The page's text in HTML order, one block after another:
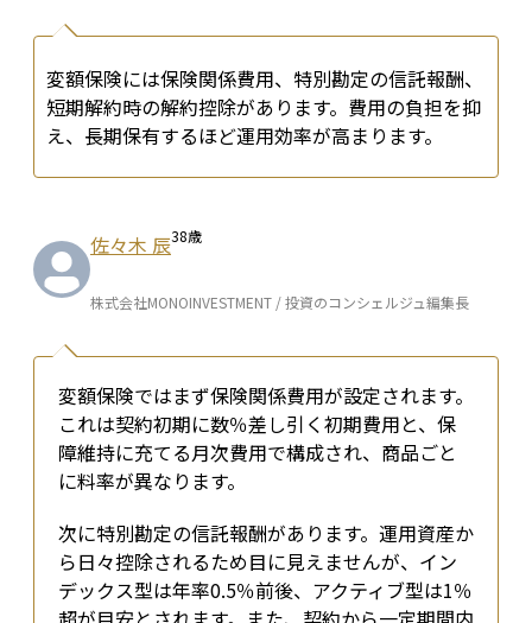
変額保険には保険関係費用、特別勘定の信託報酬、
短期解約時の解約控除があります。費用の負担を抑
え、長期保有するほど運用効率が高まります。
佐々木 辰38歳
株式会社MONOINVESTMENT / 投資のコンシェルジュ編集長
変額保険ではまず保険関係費用が設定されます。
これは契約初期に数％差し引く初期費用と、保
障維持に充てる月次費用で構成され、商品ごと
に料率が異なります。
次に特別勘定の信託報酬があります。運用資産か
ら日々控除されるため目に見えませんが、イン
デックス型は年率0.5％前後、アクティブ型は1％